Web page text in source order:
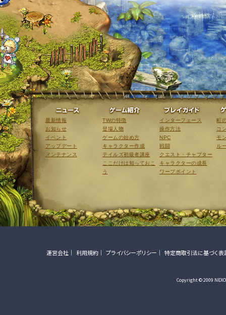
ニュース
最新情報
お知らせ
イベント
アップデート
メンテナンス
ゲーム紹介
TWの特徴
登場人物
ゲームの始め方
キャラクター作成
テイルズ初級者講座
ここだけは知っておこ
う
インターフェース
操作方法
NPC
戦闘
クエスト・チャプター
キャラクターの成長
ワープポイント
町
コ
モ
ル
運営会社 利用規約 プライバシーポリシー 特定商取引法に基づく表
Copyright © 2009